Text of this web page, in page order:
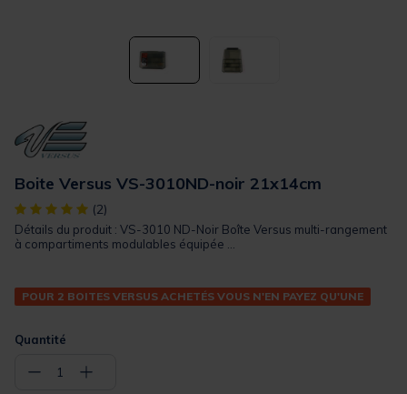
Boite Versus VS-3010ND-noir 21x14cm
[object Object] out of 5 Customer Rating
(2)
Détails du produit : VS-3010 ND-Noir Boîte Versus multi-rangement
à compartiments modulables équipée ...
POUR 2 BOITES VERSUS ACHETÉS VOUS N'EN PAYEZ QU'UNE
Quantité
− 1 +